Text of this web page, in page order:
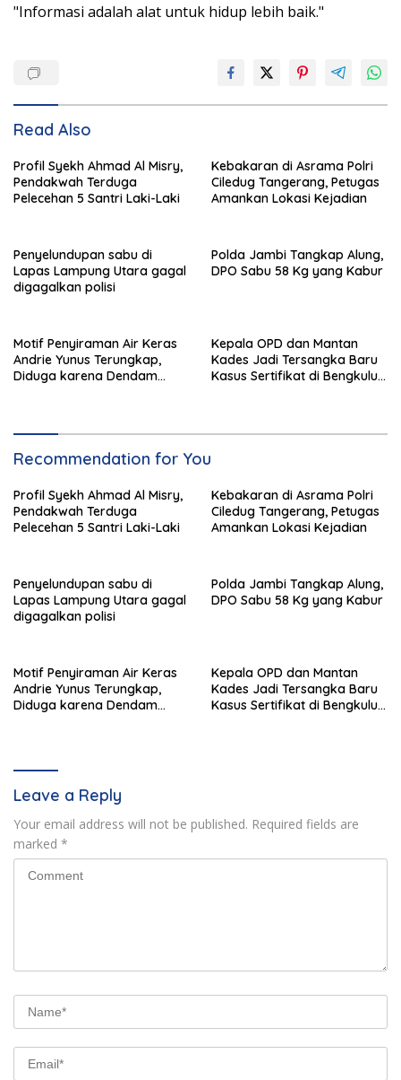
"Informasi adalah alat untuk hidup lebih baik."
Read Also
Profil Syekh Ahmad Al Misry,
Pendakwah Terduga
Pelecehan 5 Santri Laki-Laki
Kebakaran di Asrama Polri
Ciledug Tangerang, Petugas
Amankan Lokasi Kejadian
Penyelundupan sabu di
Lapas Lampung Utara gagal
digagalkan polisi
Polda Jambi Tangkap Alung,
DPO Sabu 58 Kg yang Kabur
Motif Penyiraman Air Keras
Andrie Yunus Terungkap,
Diduga karena Dendam
Kepala OPD dan Mantan
Kades Jadi Tersangka Baru
Kasus Sertifikat di Bengkulu
Recommendation for You
Profil Syekh Ahmad Al Misry,
Pendakwah Terduga
Pelecehan 5 Santri Laki-Laki
Kebakaran di Asrama Polri
Ciledug Tangerang, Petugas
Amankan Lokasi Kejadian
Penyelundupan sabu di
Lapas Lampung Utara gagal
digagalkan polisi
Polda Jambi Tangkap Alung,
DPO Sabu 58 Kg yang Kabur
Motif Penyiraman Air Keras
Andrie Yunus Terungkap,
Diduga karena Dendam
Kepala OPD dan Mantan
Kades Jadi Tersangka Baru
Kasus Sertifikat di Bengkulu
Leave a Reply
Your email address will not be published. Required fields are
marked *